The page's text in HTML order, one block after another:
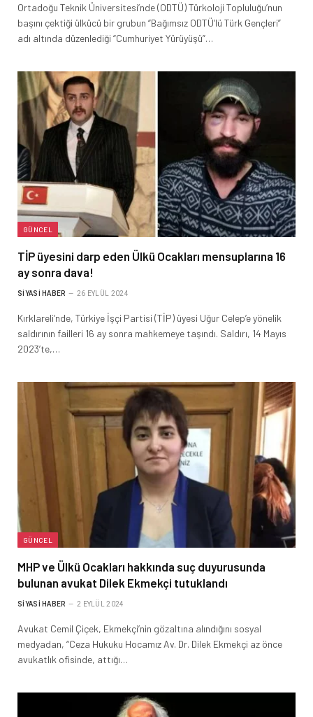
Ortadoğu Teknik Üniversitesi’nde (ODTÜ) Türkoloji Topluluğu’nun
başını çektiği ülkücü bir grubun “Bağımsız ODTÜ’lü Türk Gençleri”
adı altında düzenlediği “Cumhuriyet Yürüyüşü”…
GÜNCEL
TİP üyesini darp eden Ülkü Ocakları mensuplarına 16
ay sonra dava!
SIYASI HABER 26 EYLÜL 2024
Kırklareli’nde, Türkiye İşçi Partisi (TİP) üyesi Uğur Celep’e yönelik
saldırının failleri 16 ay sonra mahkemeye taşındı. Saldırı, 14 Mayıs
2023’te,…
GÜNCEL
MHP ve Ülkü Ocakları hakkında suç duyurusunda
bulunan avukat Dilek Ekmekçi tutuklandı
SIYASI HABER 2 EYLÜL 2024
Avukat Cemil Çiçek, Ekmekçi’nin gözaltına alındığını sosyal
medyadan, “Ceza Hukuku Hocamız Av. Dr. Dilek Ekmekçi az önce
avukatlık ofisinde, attığı…